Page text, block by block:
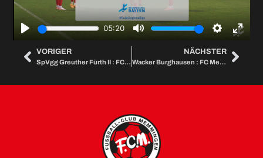
05:20
VORIGER
SpVgg Greuther Fürth II : FC Memmingen
NÄCHSTER
Wacker Burghausen : FC Memmingen